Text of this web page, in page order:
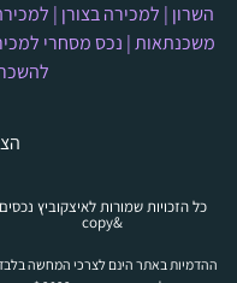
השרון | למכירה בצורן |
משכנתאות| נכס מסחרי
כל הזכויות שמורות לאיצקוביץ נכסים
&copy
ההדמיות באתר הינם לצרכי המחשה